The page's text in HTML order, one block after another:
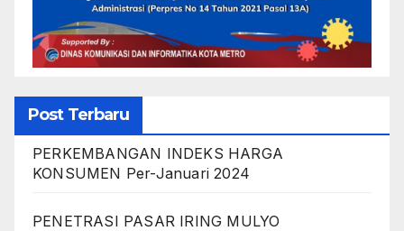
Post Terbaru
PERKEMBANGAN INDEKS HARGA
KONSUMEN Per-Januari 2024
PENETRASI PASAR IRING MULYO